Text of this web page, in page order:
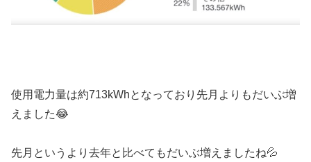
使用電力量は約713kWhとなっており先月よりもだいぶ増
えました😂
先月というより去年と比べてもだいぶ増えましたね💦